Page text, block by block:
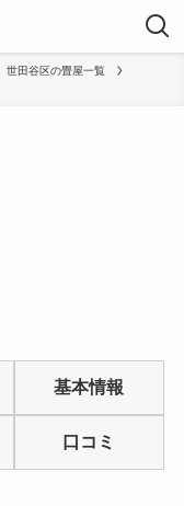
世田谷区の畳屋一覧
基本情報
口コミ